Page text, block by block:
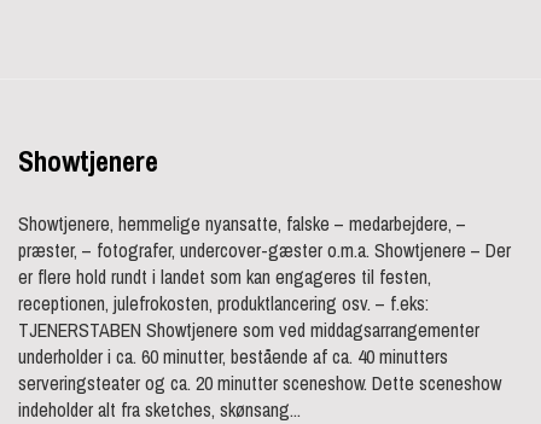
Showtjenere
Showtjenere, hemmelige nyansatte, falske – medarbejdere, –
præster, – fotografer, undercover-gæster o.m.a. Showtjenere – Der
er flere hold rundt i landet som kan engageres til festen,
receptionen, julefrokosten, produktlancering osv. – f.eks:
TJENERSTABEN Showtjenere som ved middagsarrangementer
underholder i ca. 60 minutter, bestående af ca. 40 minutters
serveringsteater og ca. 20 minutter sceneshow. Dette sceneshow
indeholder alt fra sketches, skønsang...